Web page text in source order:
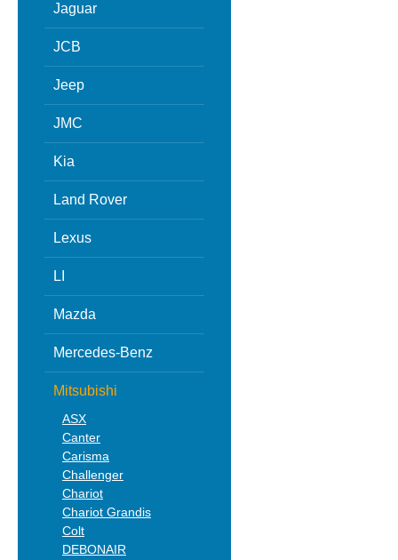
Jaguar
JCB
Jeep
JMC
Kia
Land Rover
Lexus
LI
Mazda
Mercedes-Benz
Mitsubishi
ASX
Canter
Carisma
Challenger
Chariot
Chariot Grandis
Colt
DEBONAIR